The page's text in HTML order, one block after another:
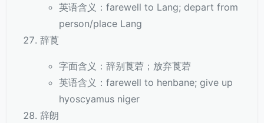
英语含义：farewell to Lang; depart from
person/place Lang
辞莨
字面含义：辞别莨菪；放弃莨菪
英语含义：farewell to henbane; give up
hyoscyamus niger
辞朗